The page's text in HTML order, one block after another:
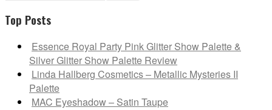
Top Posts
Essence Royal Party Pink Glitter Show Palette &
Silver Glitter Show Palette Review
Linda Hallberg Cosmetics – Metallic Mysteries II
Palette
MAC Eyeshadow – Satin Taupe